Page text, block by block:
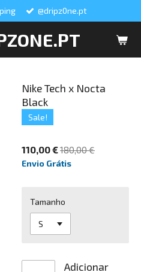
@dripz0ne.pt
Nike Tech x Nocta
Black
Sale!
110,00 €180,00 €
Envio Grátis
Tamanho
Adicionar